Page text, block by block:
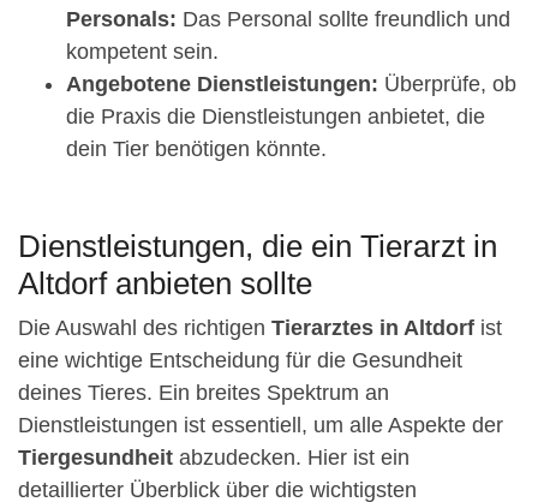
Personals: Das Personal sollte freundlich und
kompetent sein.
Angebotene Dienstleistungen: Überprüfe, ob
die Praxis die Dienstleistungen anbietet, die
dein Tier benötigen könnte.
Dienstleistungen, die ein Tierarzt in
Altdorf anbieten sollte
Die Auswahl des richtigen Tierarztes in Altdorf ist
eine wichtige Entscheidung für die Gesundheit
deines Tieres. Ein breites Spektrum an
Dienstleistungen ist essentiell, um alle Aspekte der
Tiergesundheit abzudecken. Hier ist ein
detaillierter Überblick über die wichtigsten